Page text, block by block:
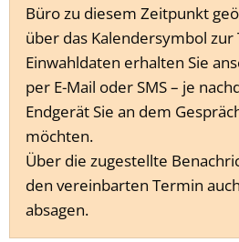
Büro zu diesem Zeitpunkt
über das Kalendersymbol zur
Einwahldaten erhalten Sie
per E-Mail oder SMS – je
Endgerät Sie an dem
möchten.
Über die zugestellte
den vereinbarten Termin
absagen.